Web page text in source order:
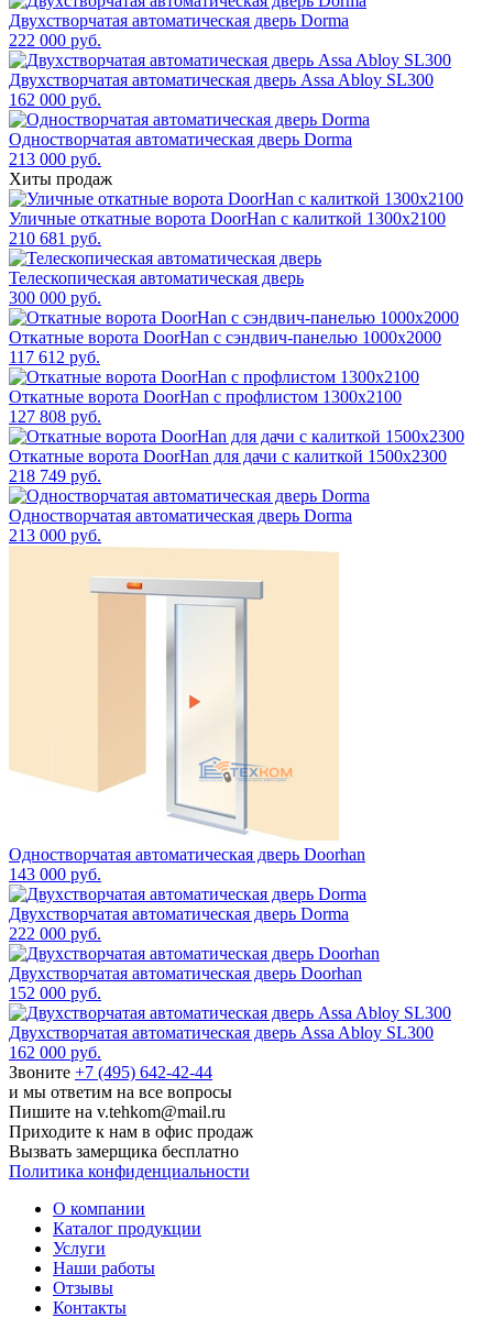
Двухстворчатая автоматическая дверь Dorma
222 000 руб.
Двухстворчатая автоматическая дверь Assa Abloy SL300
162 000 руб.
Одностворчатая автоматическая дверь Dorma
213 000 руб.
Хиты продаж
Уличные откатные ворота DoorHan с калиткой 1300х2100
210 681 руб.
Телескопическая автоматическая дверь
300 000 руб.
Откатные ворота DoorHan с сэндвич-панелью 1000x2000
117 612 руб.
Откатные ворота DoorHan с профлистом 1300x2100
127 808 руб.
Откатные ворота DoorHan для дачи с калиткой 1500x2300
218 749 руб.
Одностворчатая автоматическая дверь Dorma
213 000 руб.
Одностворчатая автоматическая дверь Doorhan
143 000 руб.
Двухстворчатая автоматическая дверь Dorma
222 000 руб.
Двухстворчатая автоматическая дверь Doorhan
152 000 руб.
Двухстворчатая автоматическая дверь Assa Abloy SL300
162 000 руб.
Звоните +7 (495) 642-42-44
и мы ответим на все вопросы
Пишите на v.tehkom@mail.ru
Приходите к нам в офис продаж
Вызвать замерщика бесплатно
Политика конфиденциальности
О компании
Каталог продукции
Услуги
Наши работы
Отзывы
Контакты